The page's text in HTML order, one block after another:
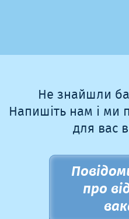
Не знайшли
Напишіть нам і ми
для вас
про